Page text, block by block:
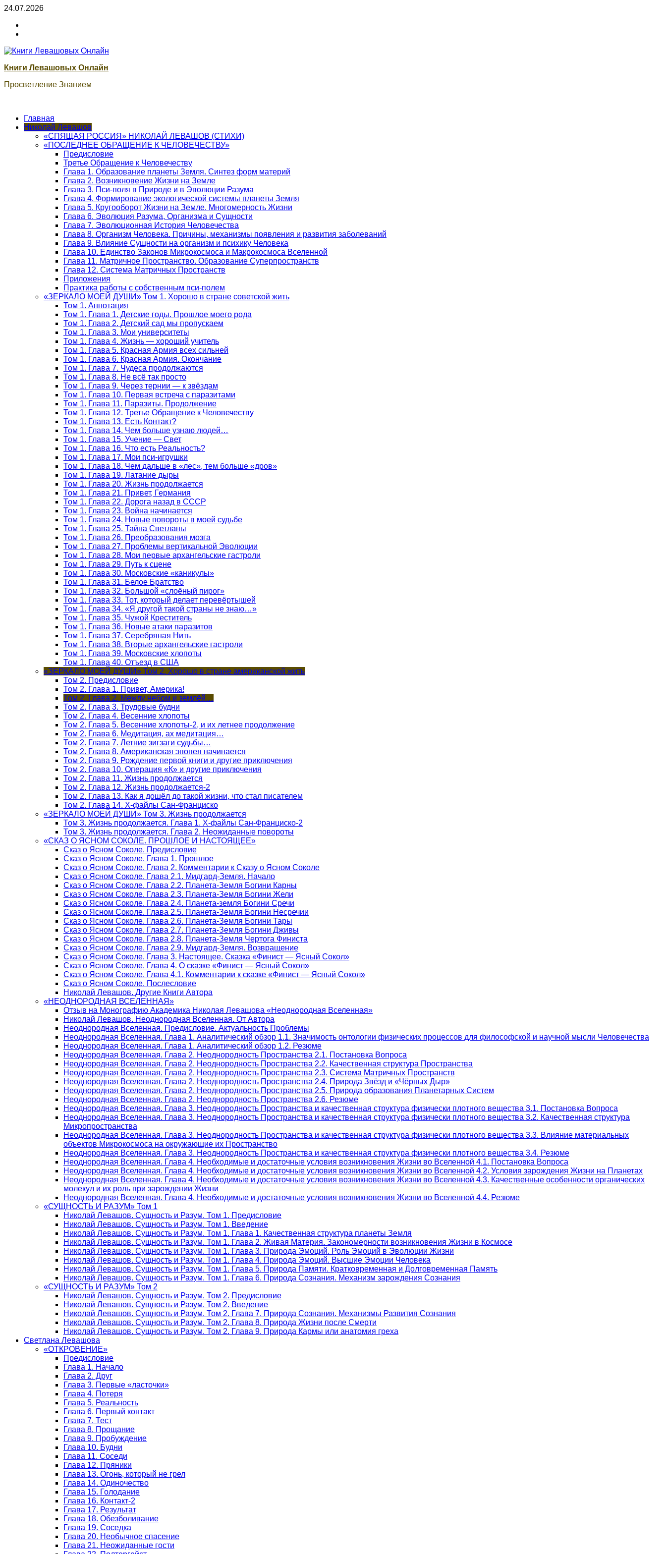
Skip
content
24.07.2026
Книги Левашовых Онлайн
Просветление Знанием
Главная
Николай Левашов
«СПЯЩАЯ РОССИЯ» НИКОЛАЙ ЛЕВАШОВ (СТИХИ)
«ПОСЛЕДНЕЕ ОБРАЩЕНИЕ К ЧЕЛОВЕЧЕСТВУ»
Предисловие
Третье Обращение к Человечеству
Глава 1. Образование планеты Земля. Синтез форм материй
Глава 2. Возникновение Жизни на Земле
Глава 3. Пси-поля в Природе и в Эволюции Разума
Глава 4. Формирование экологической системы планеты Земля
Глава 5. Кругооборот Жизни на Земле. Многомерность Жизни
Глава 6. Эволюция Разума, Организма и Сущности
Глава 7. Эволюционная История Человечества
Глава 8. Организм Человека. Причины, механизмы появления и развития заболеваний
Глава 9. Влияние Сущности на организм и психику Человека
Глава 10. Единство Законов Микрокосмоса и Макрокосмоса Вселенной
Глава 11. Матричное Пространство. Образование Суперпространств
Глава 12. Система Матричных Пространств
Приложения
Практика работы с собственным пси-полем
«ЗЕРКАЛО МОЕЙ ДУШИ» Том 1. Хорошо в стране советской жить
Том 1. Аннотация
Том 1. Глава 1. Детские годы. Прошлое моего рода
Том 1. Глава 2. Детский сад мы пропускаем
Том 1. Глава 3. Мои университеты
Том 1. Глава 4. Жизнь — хороший учитель
Том 1. Глава 5. Красная Армия всех сильней
Том 1. Глава 6. Красная Армия. Окончание
Том 1. Глава 7. Чудеса продолжаются
Том 1. Глава 8. Не всё так просто
Том 1. Глава 9. Через тернии — к звёздам
Том 1. Глава 10. Первая встреча с паразитами
Том 1. Глава 11. Паразиты. Продолжение
Том 1. Глава 12. Третье Обращение к Человечеству
Том 1. Глава 13. Есть Контакт?
Том 1. Глава 14. Чем больше узнаю людей…
Том 1. Глава 15. Учение — Свет
Том 1. Глава 16. Что есть Реальность?
Том 1. Глава 17. Мои пси-игрушки
Том 1. Глава 18. Чем дальше в «лес», тем больше «дров»
Том 1. Глава 19. Латание дыры
Том 1. Глава 20. Жизнь продолжается
Том 1. Глава 21. Привет, Германия
Том 1. Глава 22. Дорога назад в СССР
Том 1. Глава 23. Война начинается
Том 1. Глава 24. Новые повороты в моей судьбе
Том 1. Глава 25. Тайна Светланы
Том 1. Глава 26. Преобразования мозга
Том 1. Глава 27. Проблемы вертикальной Эволюции
Том 1. Глава 28. Мои первые архангельские гастроли
Том 1. Глава 29. Путь к сцене
Том 1. Глава 30. Московские «каникулы»
Том 1. Глава 31. Белое Братство
Том 1. Глава 32. Большой «слоёный пирог»
Том 1. Глава 33. Тот, который делает перевёртышей
Том 1. Глава 34. «Я другой такой страны не знаю…»
Том 1. Глава 35. Чужой Креститель
Том 1. Глава 36. Новые атаки паразитов
Том 1. Глава 37. Серебряная Нить
Том 1. Глава 38. Вторые архангельские гастроли
Том 1. Глава 39. Московские хлопоты
Том 1. Глава 40. Отъезд в США
«ЗЕРКАЛО МОЕЙ ДУШИ» Том 2. Хорошо в стране американской жить
Том 2. Предисловие
Том 2. Глава 1. Привет, Америка!
Том 2. Глава 2. Между небом и землёй…
Том 2. Глава 3. Трудовые будни
Том 2. Глава 4. Весенние хлопоты
Том 2. Глава 5. Весенние хлопоты-2, и их летнее продолжение
Том 2. Глава 6. Медитация, ах медитация…
Том 2. Глава 7. Летние зигзаги судьбы…
Том 2. Глава 8. Американская эпопея начинается
Том 2. Глава 9. Рождение первой книги и другие приключения
Том 2. Глава 10. Операция «К» и другие приключения
Том 2. Глава 11. Жизнь продолжается
Том 2. Глава 12. Жизнь продолжается-2
Том 2. Глава 13. Как я дошёл до такой жизни, что стал писателем
Том 2. Глава 14. Х-файлы Сан-Франциско
«ЗЕРКАЛО МОЕЙ ДУШИ» Том 3. Жизнь продолжается
Том 3. Жизнь продолжается. Глава 1. Х-файлы Сан-Франциско-2
Том 3. Жизнь продолжается. Глава 2. Неожиданные повороты
«СКАЗ О ЯСНОМ СОКОЛЕ. ПРОШЛОЕ И НАСТОЯЩЕЕ»
Сказ о Ясном Соколе. Предисловие
Сказ о Ясном Соколе. Глава 1. Прошлое
Сказ о Ясном Соколе. Глава 2. Комментарии к Сказу о Ясном Соколе
Сказ о Ясном Соколе. Глава 2.1. Мидгард-Земля. Начало
Сказ о Ясном Соколе. Глава 2.2. Планета-Земля Богини Карны
Сказ о Ясном Соколе. Глава 2.3. Планета-Земля Богини Жели
Сказ о Ясном Соколе. Глава 2.4. Планета-земля Богини Сречи
Сказ о Ясном Соколе. Глава 2.5. Планета-Земля Богини Несречии
Сказ о Ясном Соколе. Глава 2.6. Планета-Земля Богини Тары
Сказ о Ясном Соколе. Глава 2.7. Планета-Земля Богини Дживы
Сказ о Ясном Соколе. Глава 2.8. Планета-Земля Чертога Финиста
Сказ о Ясном Соколе. Глава 2.9. Мидгард-Земля. Возвращение
Сказ о Ясном Соколе. Глава 3. Настоящее. Сказка «Финист — Ясный Сокол»
Сказ о Ясном Соколе. Глава 4. О сказке «Финист — Ясный Сокол»
Сказ о Ясном Соколе. Глава 4.1. Комментарии к сказке «Финист — Ясный Сокол»
Сказ о Ясном Соколе. Послесловие
Николай Левашов. Другие Книги Автора
«НЕОДНОРОДНАЯ ВСЕЛЕННАЯ»
Отзыв на Монографию Академика Николая Левашова «Неоднородная Вселенная»
Николай Левашов. Неоднородная Вселенная. От Автора
Неоднородная Вселенная. Предисловие. Актуальность Проблемы
Неоднородная Вселенная. Глава 1. Аналитический обзор 1.1. Значимость онтологии физических процессов для философской и научной мысли Человечества
Неоднородная Вселенная. Глава 1. Аналитический обзор 1.2. Резюме
Неоднородная Вселенная. Глава 2. Неоднородность Пространства 2.1. Постановка Вопроса
Неоднородная Вселенная. Глава 2. Неоднородность Пространства 2.2. Качественная структура Пространства
Неоднородная Вселенная. Глава 2. Неоднородность Пространства 2.3. Система Матричных Пространств
Неоднородная Вселенная. Глава 2. Неоднородность Пространства 2.4. Природа Звёзд и «Чёрных Дыр»
Неоднородная Вселенная. Глава 2. Неоднородность Пространства 2.5. Природа образования Планетарных Систем
Неоднородная Вселенная. Глава 2. Неоднородность Пространства 2.6. Резюме
Неоднородная Вселенная. Глава 3. Неоднородность Пространства и качественная структура физически плотного вещества 3.1. Постановка Вопроса
Неоднородная Вселенная. Глава 3. Неоднородность Пространства и качественная структура физически плотного вещества 3.2. Качественная структура
Микропространства
Неоднородная Вселенная. Глава 3. Неоднородность Пространства и качественная структура физически плотного вещества 3.3. Влияние материальных
объектов Микрокосмоса на окружающие их Пространство
Неоднородная Вселенная. Глава 3. Неоднородность Пространства и качественная структура физически плотного вещества 3.4. Резюме
Неоднородная Вселенная. Глава 4. Необходимые и достаточные условия возникновения Жизни во Вселенной 4.1. Постановка Вопроса
Неоднородная Вселенная. Глава 4. Необходимые и достаточные условия возникновения Жизни во Вселенной 4.2. Условия зарождения Жизни на Планетах
Неоднородная Вселенная. Глава 4. Необходимые и достаточные условия возникновения Жизни во Вселенной 4.3. Качественные особенности органических
молекул и их роль при зарождении Жизни
Неоднородная Вселенная. Глава 4. Необходимые и достаточные условия возникновения Жизни во Вселенной 4.4. Резюме
«СУЩНОСТЬ И РАЗУМ» Том 1
Николай Левашов. Сущность и Разум. Том 1. Предисловие
Николай Левашов. Сущность и Разум. Том 1. Введение
Николай Левашов. Сущность и Разум. Том 1. Глава 1. Качественная структура планеты Земля
Николай Левашов. Сущность и Разум. Том 1. Глава 2. Живая Материя. Закономерности возникновения Жизни в Космосе
Николай Левашов. Сущность и Разум. Том 1. Глава 3. Природа Эмоций. Роль Эмоций в Эволюции Жизни
Николай Левашов. Сущность и Разум. Том 1. Глава 4. Природа Эмоций. Высшие Эмоции Человека
Николай Левашов. Сущность и Разум. Том 1. Глава 5. Природа Памяти. Кратковременная и Долговременная Память
Николай Левашов. Сущность и Разум. Том 1. Глава 6. Природа Сознания. Механизм зарождения Сознания
«СУЩНОСТЬ И РАЗУМ» Том 2
Николай Левашов. Сущность и Разум. Том 2. Предисловие
Николай Левашов. Сущность и Разум. Том 2. Введение
Николай Левашов. Сущность и Разум. Том 2. Глава 7. Природа Сознания. Механизмы Развития Сознания
Николай Левашов. Сущность и Разум. Том 2. Глава 8. Природа Жизни после Смерти
Николай Левашов. Сущность и Разум. Том 2. Глава 9. Природа Кармы или анатомия греха
Светлана Левашова
«ОТКРОВЕНИЕ»
Предисловие
Глава 1. Начало
Глава 2. Друг
Глава 3. Первые «ласточки»
Глава 4. Потеря
Глава 5. Реальность
Глава 6. Первый контакт
Глава 7. Тест
Глава 8. Прощание
Глава 9. Пробуждение
Глава 10. Будни
Глава 11. Соседи
Глава 12. Пряники
Глава 13. Огонь, который не грел
Глава 14. Одиночество
Глава 15. Голодание
Глава 16. Контакт-2
Глава 17. Результат
Глава 18. Обезболивание
Глава 19. Соседка
Глава 20. Необычное спасение
Глава 21. Неожиданные гости